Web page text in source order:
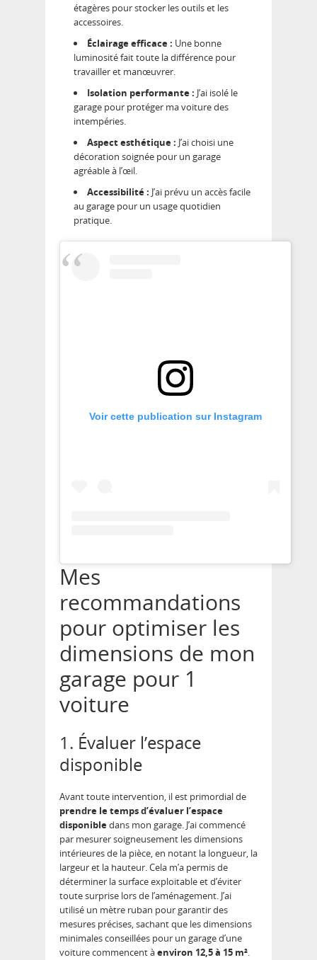
étagères pour stocker les outils et les
accessoires.
Éclairage efficace : Une bonne
luminosité fait toute la différence pour
travailler et manœuvrer.
Isolation performante : J’ai isolé le
garage pour protéger ma voiture des
intempéries.
Aspect esthétique : J’ai choisi une
décoration soignée pour un garage
agréable à l’œil.
Accessibilité : J’ai prévu un accès facile
au garage pour un usage quotidien
pratique.
Voir cette publication sur Instagram
Mes
recommandations
pour optimiser les
dimensions de mon
garage pour 1
voiture
1. Évaluer l’espace
disponible
Avant toute intervention, il est primordial de
prendre le temps d’évaluer l’espace
disponibledans mon garage. J’ai commencé
par mesurer soigneusement les dimensions
intérieures de la pièce, en notant la longueur, la
largeur et la hauteur. Cela m’a permis de
déterminer la surface exploitable et d’éviter
toute surprise lors de l’aménagement. J’ai
utilisé un mètre ruban pour garantir des
mesures précises, sachant que les dimensions
minimales conseillées pour un garage d’une
voiture commencent àenviron 12,5 à 15 m².